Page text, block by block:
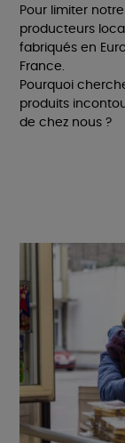
Pour limiter
producteurs
fabriqués en
France.
Pourquoi
produits
de chez nous ?